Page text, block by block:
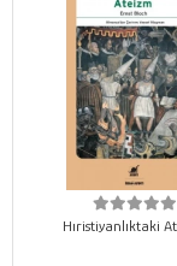
Hıristiyanlıktaki